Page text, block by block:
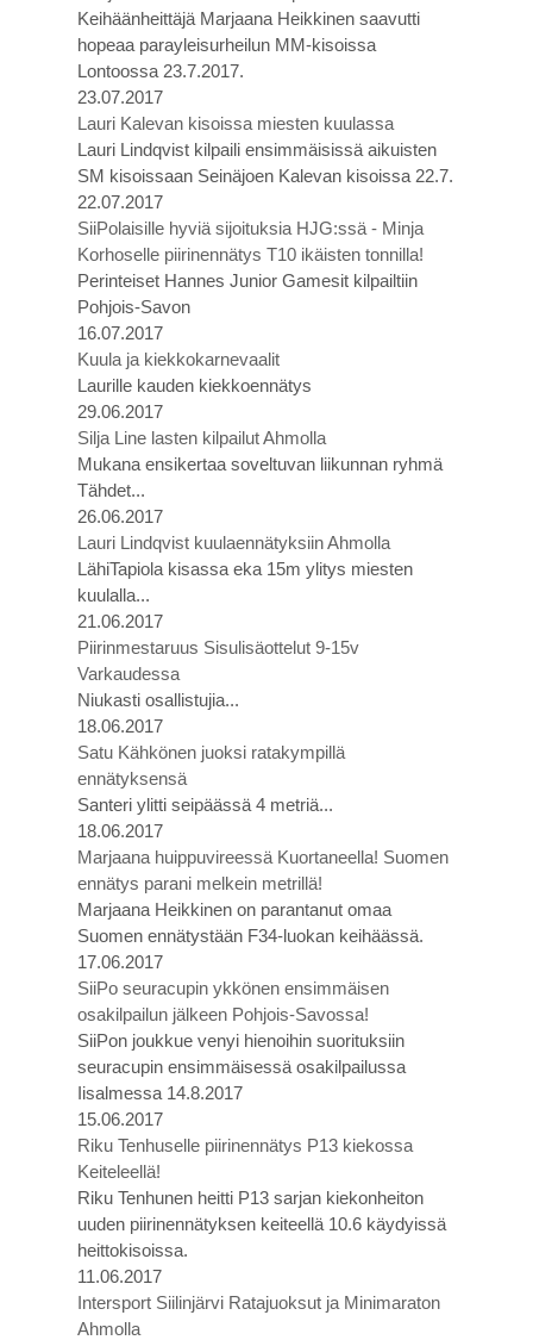
Keihäänheittäjä Marjaana Heikkinen saavutti
hopeaa parayleisurheilun MM-kisoissa
Lontoossa 23.7.2017.
23.07.2017
Lauri Kalevan kisoissa miesten kuulassa
Lauri Lindqvist kilpaili ensimmäisissä aikuisten
SM kisoissaan Seinäjoen Kalevan kisoissa 22.7.
22.07.2017
SiiPolaisille hyviä sijoituksia HJG:ssä - Minja
Korhoselle piirinennätys T10 ikäisten tonnilla!
Perinteiset Hannes Junior Gamesit kilpailtiin
Pohjois-Savon
16.07.2017
Kuula ja kiekkokarnevaalit
Laurille kauden kiekkoennätys
29.06.2017
Silja Line lasten kilpailut Ahmolla
Mukana ensikertaa soveltuvan liikunnan ryhmä
Tähdet...
26.06.2017
Lauri Lindqvist kuulaennätyksiin Ahmolla
LähiTapiola kisassa eka 15m ylitys miesten
kuulalla...
21.06.2017
Piirinmestaruus Sisulisäottelut 9-15v
Varkaudessa
Niukasti osallistujia...
18.06.2017
Satu Kähkönen juoksi ratakympillä
ennätyksensä
Santeri ylitti seipäässä 4 metriä...
18.06.2017
Marjaana huippuvireessä Kuortaneella! Suomen
ennätys parani melkein metrillä!
Marjaana Heikkinen on parantanut omaa
Suomen ennätystään F34-luokan keihäässä.
17.06.2017
SiiPo seuracupin ykkönen ensimmäisen
osakilpailun jälkeen Pohjois-Savossa!
SiiPon joukkue venyi hienoihin suorituksiin
seuracupin ensimmäisessä osakilpailussa
Iisalmessa 14.8.2017
15.06.2017
Riku Tenhuselle piirinennätys P13 kiekossa
Keiteleellä!
Riku Tenhunen heitti P13 sarjan kiekonheiton
uuden piirinennätyksen keiteellä 10.6 käydyissä
heittokisoissa.
11.06.2017
Intersport Siilinjärvi Ratajuoksut ja Minimaraton
Ahmolla